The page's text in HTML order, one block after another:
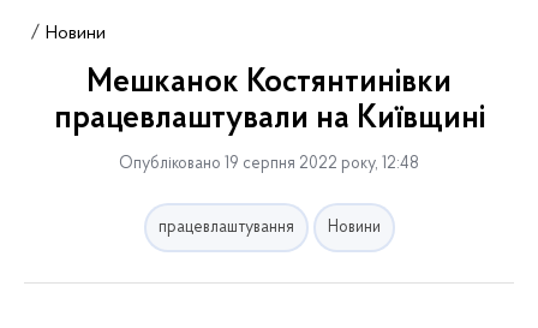
Новини
Мешканок Костянтинівки
працевлаштували на Київщині
Опубліковано 19 серпня 2022 року, 12:48
працевлаштування Новини